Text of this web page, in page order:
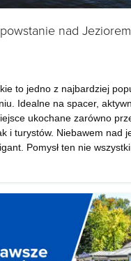
nad Jeziorem
to jedno z najbardziej
Idealne na spacer,
ukochane zarówno
i turystów. Niebawem nad
Pomysł ten nie